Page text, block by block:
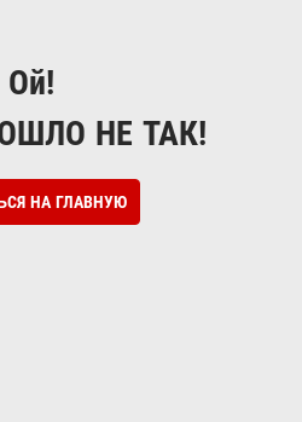
Ой!
НЕ ТАК!
НА ГЛАВНУЮ